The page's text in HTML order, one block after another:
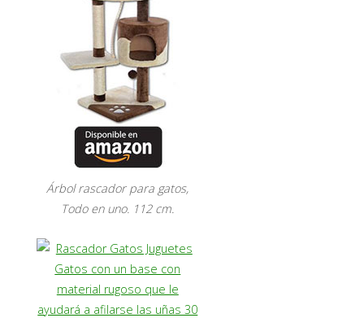
Árbol rascador para gatos,
Todo en uno. 112 cm.